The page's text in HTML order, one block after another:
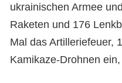
ukrainischen Armee
Raketen und 176
Mal das Artilleriefeuer,
Kamikaze-Drohnen